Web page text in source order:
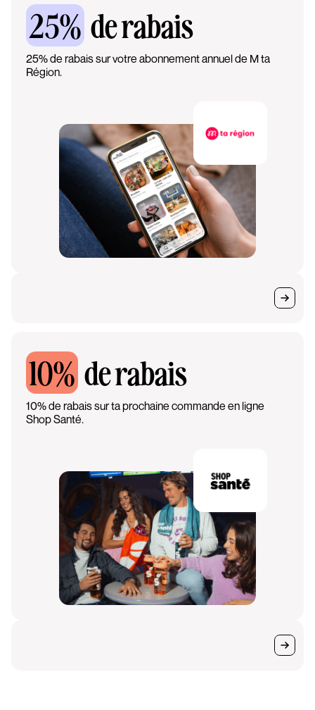
25% de rabais
25% de rabais sur votre abonnement annuel de M ta
Région.
10% de rabais
10% de rabais sur ta prochaine commande en ligne
Shop Santé.